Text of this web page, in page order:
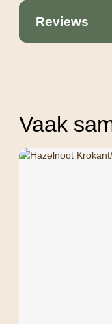
Reviews
Vaak